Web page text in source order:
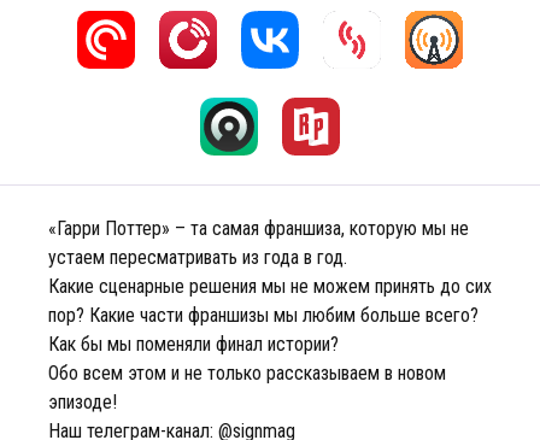
«Гарри Поттер» – та самая франшиза, которую мы не
устаем пересматривать из года в год.
Какие сценарные решения мы не можем принять до сих
пор? Какие части франшизы мы любим больше всего?
Как бы мы поменяли финал истории?
Обо всем этом и не только рассказываем в новом
эпизоде!
Наш телеграм-канал: @signmag